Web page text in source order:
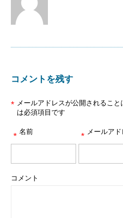
コメントを残す
メールアドレスが公開されること
*
は必須項目です
名前
* メールアド
*
コメント